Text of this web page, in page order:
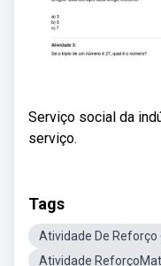
Serviço social da
serviço.
Tags
Atividade De Reforço
Atividade